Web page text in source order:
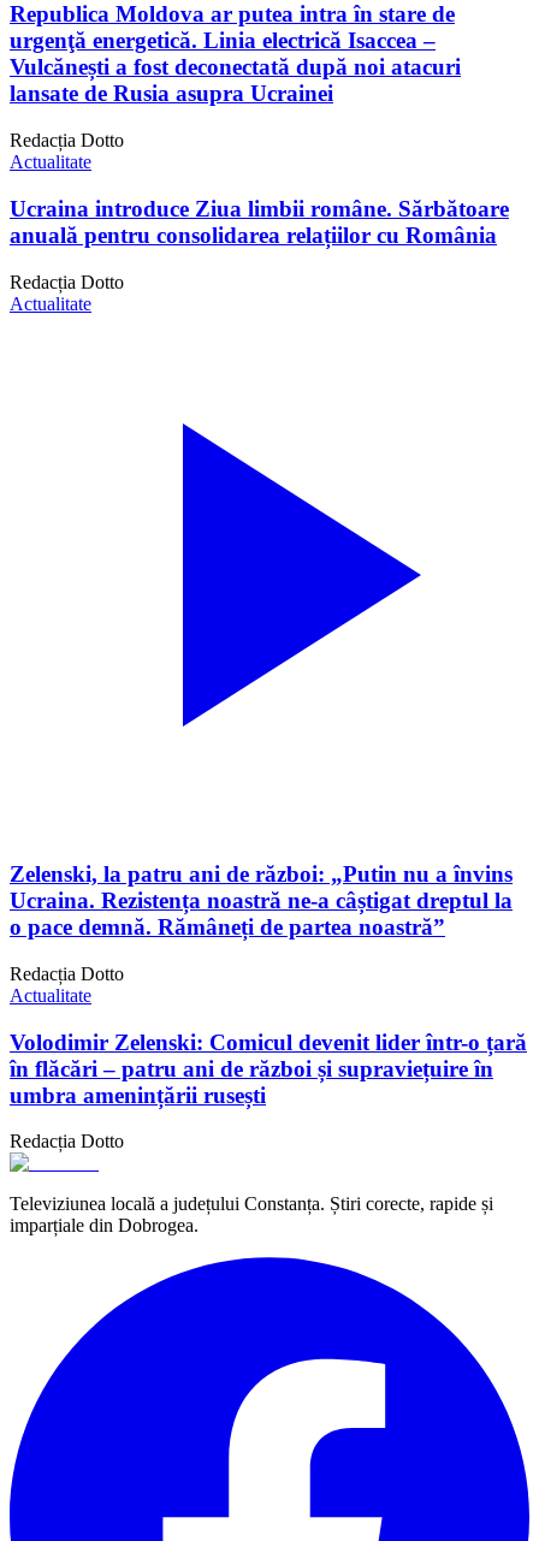
Republica Moldova ar putea intra în stare de
urgenţă energetică. Linia electrică Isaccea –
Vulcănești a fost deconectată după noi atacuri
lansate de Rusia asupra Ucrainei
Redacția Dotto
Actualitate
Ucraina introduce Ziua limbii române. Sărbătoare
anuală pentru consolidarea relațiilor cu România
Redacția Dotto
Actualitate
Zelenski, la patru ani de război: „Putin nu a învins
Ucraina. Rezistența noastră ne-a câștigat dreptul la
o pace demnă. Rămâneți de partea noastră”
Redacția Dotto
Actualitate
Volodimir Zelenski: Comicul devenit lider într-o țară
în flăcări – patru ani de război și supraviețuire în
umbra amenințării rusești
Redacția Dotto
Televiziunea locală a județului Constanța. Știri corecte, rapide și
imparțiale din Dobrogea.